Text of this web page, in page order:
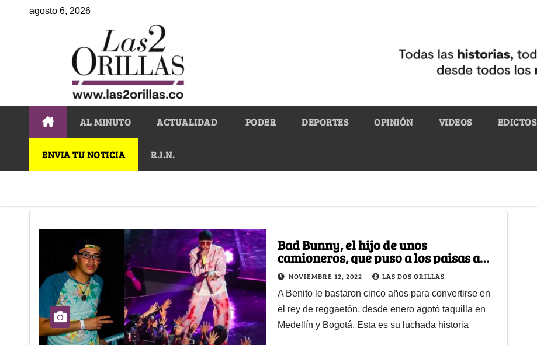
agosto 6, 2026
AL MINUTO ACTUALIDAD PODER DEPORTES OPINIÓN VIDEOS EDICTOS
ENVIA TU NOTICIA R.I.N.
Bad Bunny, el hijo de unos
camioneros, que puso a los paisas a
pagar $1 millón por verlo
NOVIEMBRE 12, 2022 LAS DOS ORILLAS
A Benito le bastaron cinco años para convertirse en
el rey de reggaetón, desde enero agotó taquilla en
Medellín y Bogotá. Esta es su luchada historia